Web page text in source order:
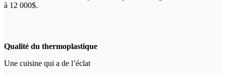
à 12 000$.
Qualité du thermoplastique
Une cuisine qui a de l’éclat